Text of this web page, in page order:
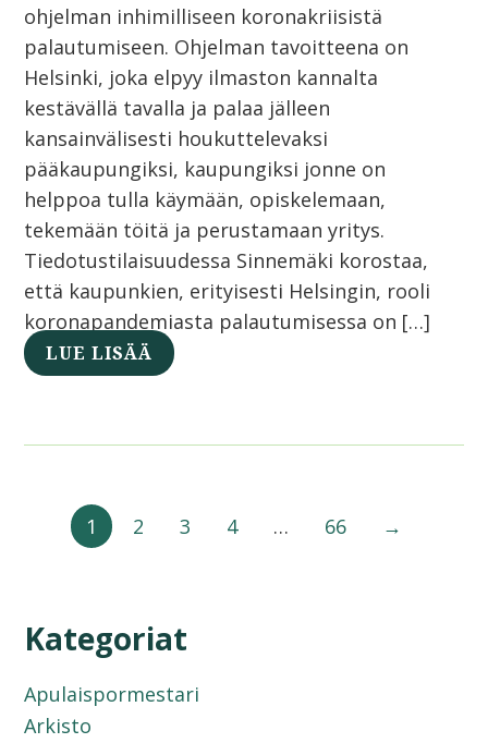
ohjelman inhimilliseen koronakriisistä
palautumiseen. Ohjelman tavoitteena on
Helsinki, joka elpyy ilmaston kannalta
kestävällä tavalla ja palaa jälleen
kansainvälisesti houkuttelevaksi
pääkaupungiksi, kaupungiksi jonne on
helppoa tulla käymään, opiskelemaan,
tekemään töitä ja perustamaan yritys.
Tiedotustilaisuudessa Sinnemäki korostaa,
että kaupunkien, erityisesti Helsingin, rooli
koronapandemiasta palautumisessa on […]
LUE LISÄÄ
1 2 3 4 … 66 →
Kategoriat
Apulaispormestari
Arkisto